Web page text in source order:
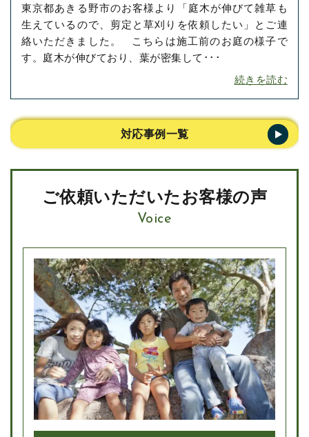
依頼いただきました！
東京都あきる野市のお客様より「庭木が伸びて雑草も
生えているので、剪定と草刈りを依頼したい」とご連
絡いただきました。 こちらは施工前のお庭の様子で
す。庭木が伸びており、葉が密集して･･･
続きを読む
対応事例一覧
ご依頼いただいたお客様の声
Voice